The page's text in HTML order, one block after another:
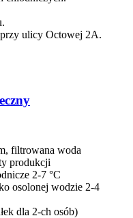
ulicy Octowej 2A.
filtrowana woda
produkcji
2-7 °C
osolonej wodzie 2-4
dla 2-ch osób)